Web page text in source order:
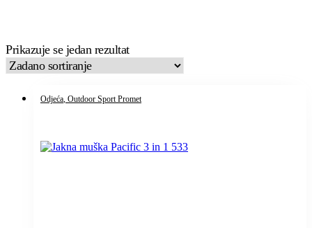
Prikazuje se jedan rezultat
Odjeća, Outdoor Sport Promet